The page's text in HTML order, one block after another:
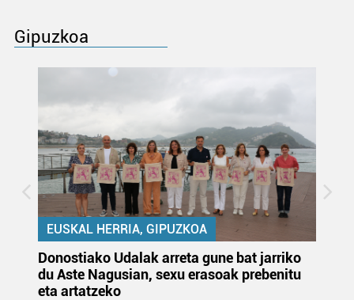
Gipuzkoa
EUSKAL HERRIA, GIPUZKOA
Donostiako Udalak arreta gune bat jarriko
du Aste Nagusian, sexu erasoak prebenitu
eta artatzeko